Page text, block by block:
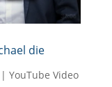
die
YouTube Video